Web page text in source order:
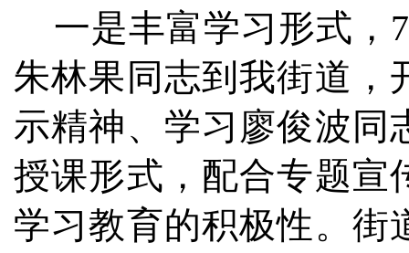
一是丰富学习形式，
朱林果同志到我街道，
示精神、学习廖俊波同
授课形式，配合专题宣
学习教育的积极性。街